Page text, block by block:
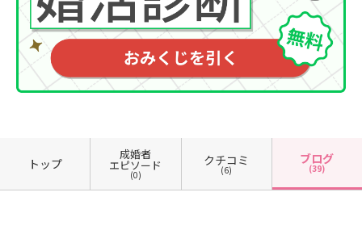
トップ
成婚者
エピソード
(0)
クチコミ
(6)
ブログ
(39)